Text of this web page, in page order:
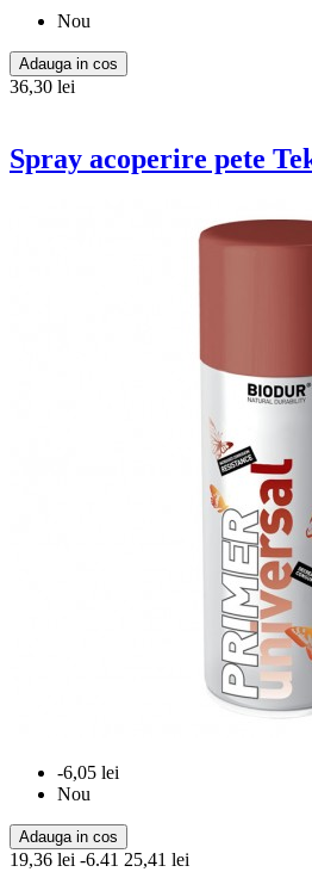
Nou
Adauga in cos
36,30 lei
Spray acoperire pete
-6,05 lei
Nou
Adauga in cos
19,36 lei -6.41 25,41 lei